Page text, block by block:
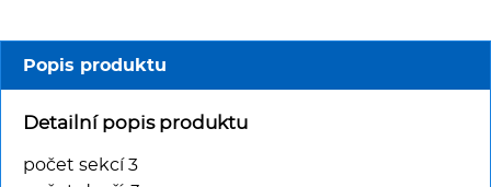
Popis produktu
Detailní popis produktu
počet sekcí 3